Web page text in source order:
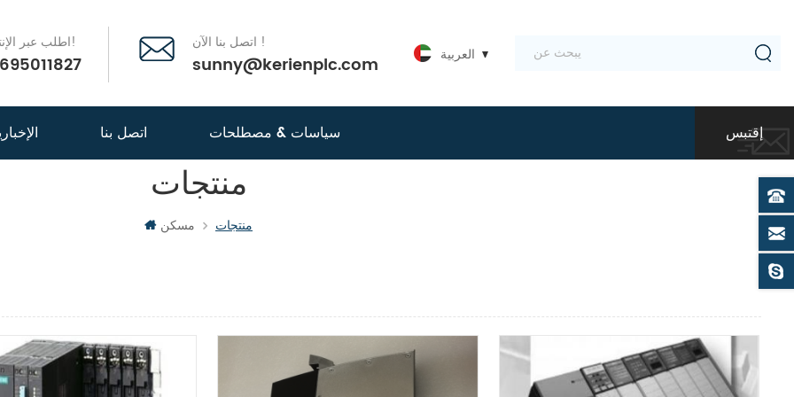
العربية
اطلب عبر الإنترنت الآن! اتصل بنا الآن !
sunny@kerienplc.com
اتصل بنا سياسات & مصطلحات إقتبس
منتجات
مسكن منتجات